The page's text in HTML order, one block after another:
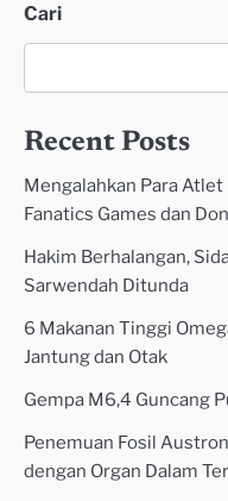
Cari
Recent Posts
Mengalahkan Para Atlet
Fanatics Games dan
Hakim Berhalangan,
Sarwendah Ditunda
6 Makanan Tinggi
Jantung dan Otak
Gempa M6,4 Guncang
Penemuan Fosil
dengan Organ Dalam